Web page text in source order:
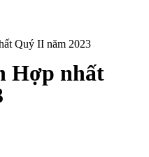
Quý II năm 2023
Hợp nhất